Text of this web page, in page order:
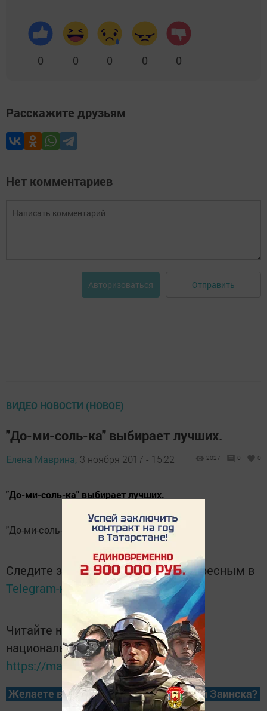
0 0 0 0 0
Расскажите друзьям
Нет комментариев
Авторизоваться Отправить
ВИДЕО НОВОСТИ (НОВОЕ)
"До-ми-соль-ка" выбирает лучших.
Елена Маврина, 3 ноября 2017 - 15:22 2027 0 0
"До-ми-соль-ка" выбирает лучших.
"До-ми-соль-ка" выбирает лучших.
Следите за самым важным и интересным в
Telegram-канале
Татмедиа
Читайте новости Татарстана в
национальном мессенджере MАХ:
https://max.ru/tatmedia
Желаете всегда быть в курсе новостей Заинска?